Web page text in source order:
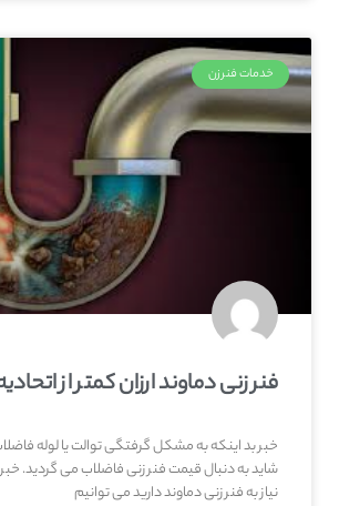
خدمات فنرزن
فنر زنی دماوند ارزان کمتر از
خبر بد اینکه به مشکل گرفتگی توالت یا لوله
شاید به دنبال قیمت فنر زنی فاضلاب می گردید.
نیاز به فنر زنی دماوند دارید می توانیم